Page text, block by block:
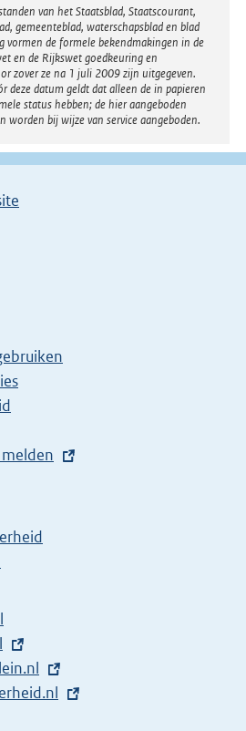
van het Staatsblad, Staatscourant,
gemeenteblad, waterschapsblad en blad
vormen de formele bekendmakingen in de
en de Rijkswet goedkeuring en
zover ze na 1 juli 2009 zijn uitgegeven.
deze datum geldt dat alleen de in papieren
status hebben; de hier aangeboden
worden bij wijze van service aangeboden.